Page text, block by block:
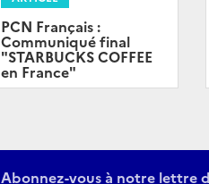
PCN Français :
Communiqué final
"STARBUCKS COFFEE
en France"
Abonnez-vous à notre lettre